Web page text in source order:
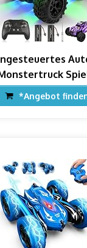
*Angebot